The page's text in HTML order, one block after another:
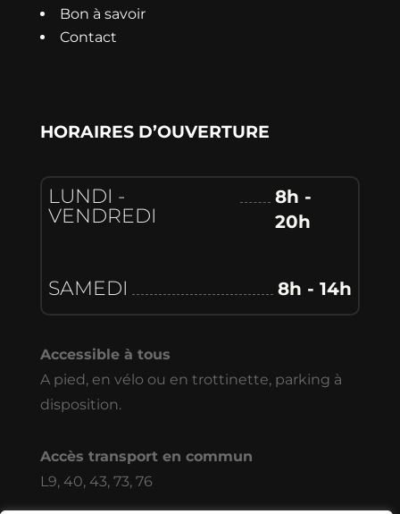
Bon à savoir
Contact
HORAIRES D’OUVERTURE
LUNDI -
VENDREDI
8h -
20h
SAMEDI 8h - 14h
Accessible à tous
A pied, en vélo ou en trottinette, parking à
disposition.
Accès transport en commun
L9, 40, 43, 73, 76